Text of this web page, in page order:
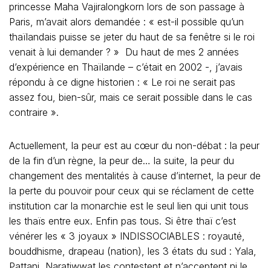
princesse Maha Vajiralongkorn lors de son passage à
Paris, m’avait alors demandée : « est-il possible qu’un
thaïlandais puisse se jeter du haut de sa fenêtre si le roi
venait à lui demander ? » Du haut de mes 2 années
d’expérience en Thaïlande – c’était en 2002 -, j’avais
répondu à ce digne historien : « Le roi ne serait pas
assez fou, bien-sûr, mais ce serait possible dans le cas
contraire ».
Actuellement, la peur est au cœur du non-débat : la peur
de la fin d’un règne, la peur de… la suite, la peur du
changement des mentalités à cause d’internet, la peur de
la perte du pouvoir pour ceux qui se réclament de cette
institution car la monarchie est le seul lien qui unit tous
les thaïs entre eux. Enfin pas tous. Si être thaï c’est
vénérer les « 3 joyaux » INDISSOCIABLES : royauté,
bouddhisme, drapeau (nation), les 3 états du sud : Yala,